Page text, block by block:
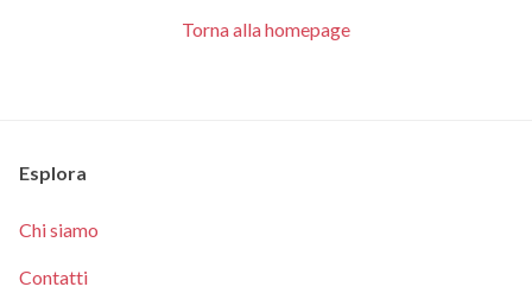
Torna alla homepage
Esplora
Chi siamo
Contatti